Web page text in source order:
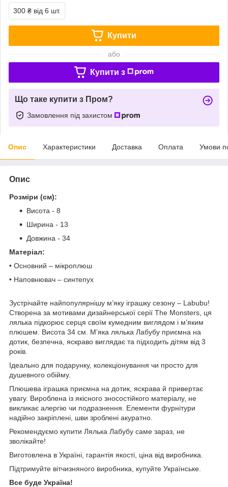
300 ₴ від 6 шт.
Купити
або
Купити з
Що таке купити з Пром?
Замовлення під захистом
Опис Характеристики Доставка Оплата Умови
Опис
Розміри (см):
Висота - 8
Ширина - 13
Довжина - 34
Матеріал:
• Основний – мікроплюш
• Наповнювач – синтепух
Зустрічайте найпопулярнішу м’яку іграшку сезону – Labubu!
Створена за мотивами дизайнерської серії The Monsters, ця
лялька підкорює серця своїм кумедним виглядом і м’яким
плюшем. Висота 34 см. М’яка лялька Лабубу приємна на
дотик, безпечна, яскраво виглядає та підходить дітям від 3
років.
Ідеально для подарунку, колекціонування чи просто для
душевного обійму.
Плюшева іграшка приємна на дотик, яскрава й привертає
увагу. Вироблена із якісного зносостійкого матеріалу, не
викликає алергію чи подразнення. Елементи фурнітури
надійно закріплені, шви зроблені акуратно.
Рекомендуємо купити Лялька Лабубу саме зараз, не
зволікайте!
Виготовлена в Україні, гарантія якості, ціна від виробника.
Підтримуйте вітчизняного виробника, купуйте Українське.
Все буде Україна!